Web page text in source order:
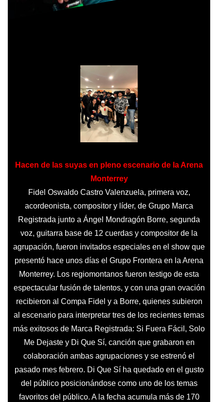
Hacen de las suyas en pleno escenario de la Arena
Monterrey
Fidel Oswaldo Castro Valenzuela, primera voz,
acordeonista, compositor y líder, de Grupo Marca
Registrada junto a Ángel Mondragón Borre, segunda
voz, guitarra base de 12 cuerdas y compositor de la
agrupación, fueron invitados especiales en el show que
presentó hace unos días el Grupo Frontera en la Arena
Monterrey. Los regiomontanos fueron testigo de esta
espectacular fusión de talentos, y con una gran ovación
recibieron al Compa Fidel y a Borre, quienes subieron
al escenario para interpretar tres de los recientes temas
más exitosos de Marca Registrada: Si Fuera Fácil, Solo
Me Dejaste y Di Que Sí, canción que grabaron en
colaboración ambas agrupaciones y se estrenó el
pasado mes febrero. Di Que Sí ha quedado en el gusto
del público posicionándose como uno de los temas
favoritos del público. A la fecha acumula más de 170